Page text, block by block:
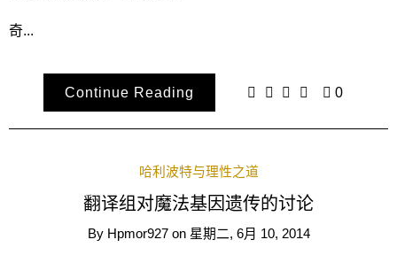
奇...
Continue Reading 0
哈利波特与理性之道
翻译组对魔法基因遗传的讨论
By Hpmor927 on 星期二, 6月 10, 2014